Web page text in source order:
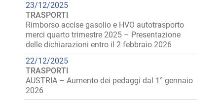
23/12/2025
TRASPORTI
Rimborso accise gasolio e HVO autotrasporto
merci quarto trimestre 2025 – Presentazione
delle dichiarazioni entro il 2 febbraio 2026
22/12/2025
TRASPORTI
AUSTRIA – Aumento dei pedaggi dal 1° gennaio
2026